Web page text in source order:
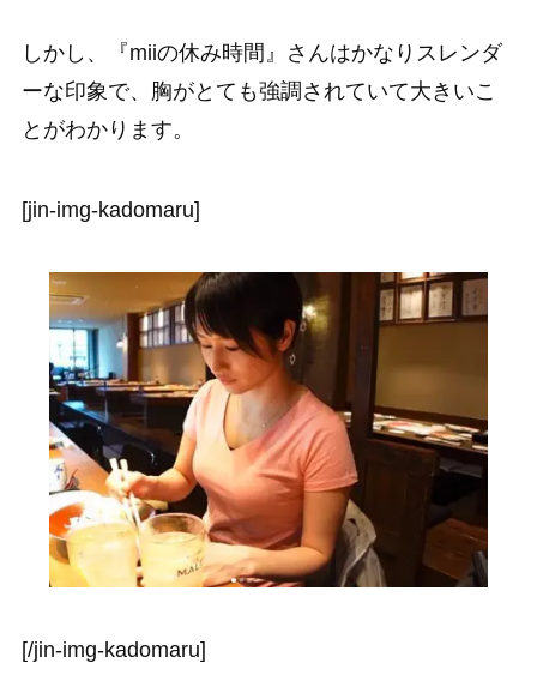
しかし、『miiの休み時間』さんはかなりスレンダ
ーな印象で、胸がとても強調されていて大きいこ
とがわかります。
[jin-img-kadomaru]
[/jin-img-kadomaru]